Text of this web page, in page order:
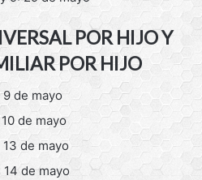
POR HIJO Y
POR HIJO
de mayo
de mayo
de mayo
de mayo